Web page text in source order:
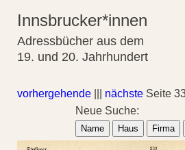
Innsbrucker*innen
Adressbücher aus dem
19. und 20. Jahrhundert
vorhergehende nächste Seite
Neue Suche:
Name Haus Firma